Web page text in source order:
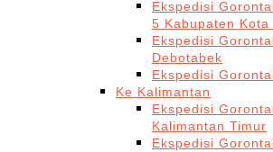
Ekspedisi
5 Kabupaten Kota
Ekspedisi
Debotabek
Ekspedisi
Ke Kalimantan
Ekspedisi
Kalimantan Timur
Ekspedisi